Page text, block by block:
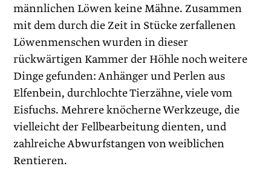
männlichen Löwen keine Mähne. Zusammen
mit dem durch die Zeit in Stücke zerfallenen
Löwenmenschen wurden in dieser
rückwärtigen Kammer der Höhle noch weitere
Dinge gefunden: Anhänger und Perlen aus
Elfenbein, durchlochte Tierzähne, viele vom
Eisfuchs. Mehrere knöcherne Werkzeuge, die
vielleicht der Fellbearbeitung dienten, und
zahlreiche Abwurfstangen von weiblichen
Rentieren.